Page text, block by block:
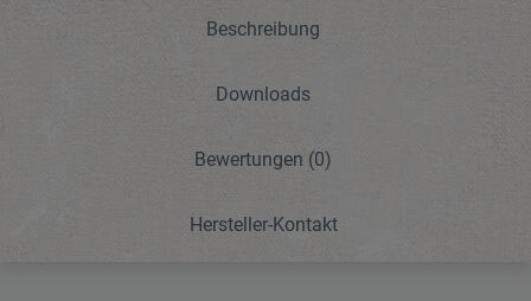
Beschreibung
Downloads
Bewertungen (0)
Hersteller-Kontakt